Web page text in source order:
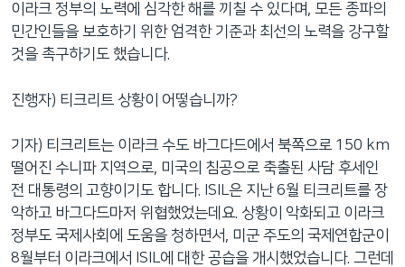
이라크 정부의 노력에 심각한 해를 끼칠 수 있다며, 모든 종파의
민간인들을 보호하기 위한 엄격한 기준과 최선의 노력을 강구할
것을 촉구하기도 했습니다.
진행자) 티크리트 상황이 어떻습니까?
기자) 티크리트는 이라크 수도 바그다드에서 북쪽으로 150 km
떨어진 수니파 지역으로, 미국의 침공으로 축출된 사담 후세인
전 대통령의 고향이기도 합니다. ISIL은 지난 6월 티크리트를 장
악하고 바그다드마저 위협했었는데요. 상황이 악화되고 이라크
정부도 국제사회에 도움을 청하면서, 미군 주도의 국제연합군이
8월부터 이라크에서 ISIL에 대한 공습을 개시했었습니다. 그런데